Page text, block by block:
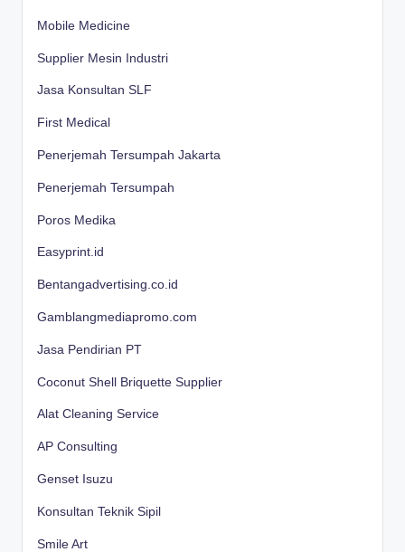
Mobile Medicine
Supplier Mesin Industri
Jasa Konsultan SLF
First Medical
Penerjemah Tersumpah Jakarta
Penerjemah Tersumpah
Poros Medika
Easyprint.id
Bentangadvertising.co.id
Gamblangmediapromo.com
Jasa Pendirian PT
Coconut Shell Briquette Supplier
Alat Cleaning Service
AP Consulting
Genset Isuzu
Konsultan Teknik Sipil
Smile Art